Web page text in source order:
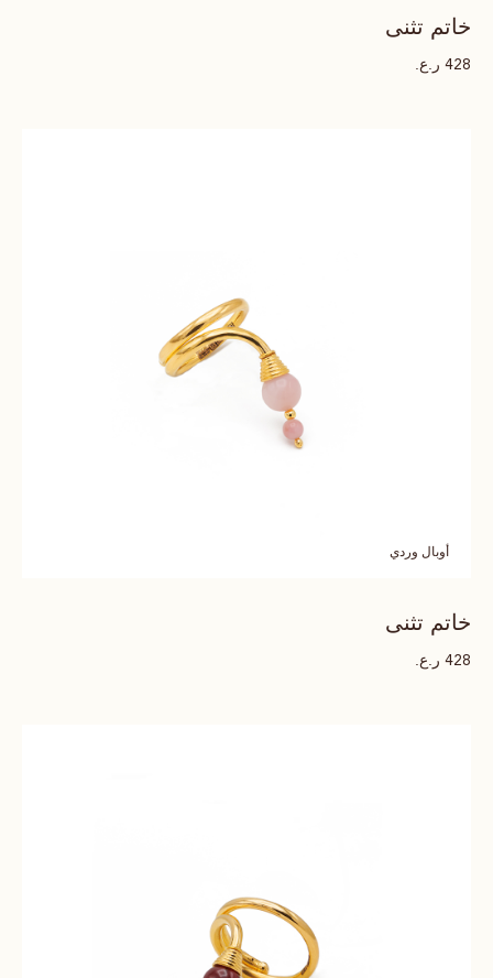
خاتم تثنى
428 ر.ع.
أوبال وردي
خاتم تثنى
428 ر.ع.